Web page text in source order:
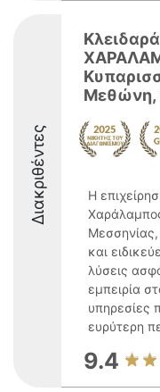
Διακριθέντες
Μεθώνη,
Η
και
λύσεις
εμπειρία
υπηρεσίες
ευρύτερη
9.4